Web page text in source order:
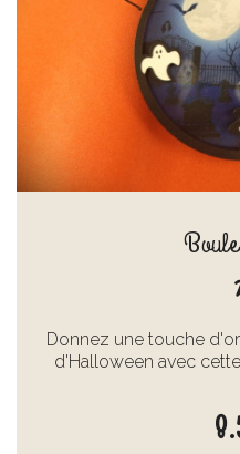
Donnez une touche
d'Halloween avec